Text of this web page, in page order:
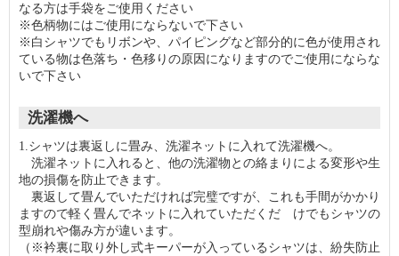
なる方は手袋をご使用ください
※色柄物にはご使用にならないで下さい
※白シャツでもリボンや、パイピングなど部分的に色が使用され
ている物は色落ち・色移りの原因になりますのでご使用にならな
いで下さい
洗濯機へ
1.シャツは裏返しに畳み、洗濯ネットに入れて洗濯機へ。
洗濯ネットに入れると、他の洗濯物との絡まりによる変形や生
地の損傷を防止できます。
裏返して畳んでいただければ完璧ですが、これも手間がかかり
ますので軽く畳んでネットに入れていただくだ けでもシャツの
型崩れや傷み方が違います。
（※衿裏に取り外し式キーパーが入っているシャツは、紛失防止